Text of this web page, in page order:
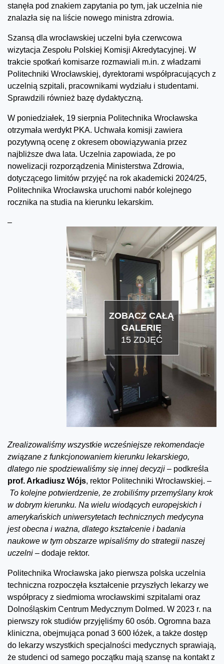
stanęła pod znakiem zapytania po tym, jak uczelnia nie
znalazła się na liście nowego ministra zdrowia.
Szansą dla wrocławskiej uczelni była czerwcowa
wizytacja Zespołu Polskiej Komisji Akredytacyjnej. W
trakcie spotkań komisarze rozmawiali m.in. z władzami
Politechniki Wrocławskiej, dyrektorami współpracujących z
uczelnią szpitali, pracownikami wydziału i studentami.
Sprawdzili również bazę dydaktyczną.
W poniedziałek, 19 sierpnia Politechnika Wrocławska
otrzymała werdykt PKA. Uchwała komisji zawiera
pozytywną ocenę z okresem obowiązywania przez
najbliższe dwa lata. Uczelnia zapowiada, że po
nowelizacji rozporządzenia Ministerstwa Zdrowia,
dotyczącego limitów przyjęć na rok akademicki 2024/25,
Politechnika Wrocławska uruchomi nabór kolejnego
rocznika na studia na kierunku lekarskim.
ZOBACZ CAŁĄ
GALERIĘ
15 ZDJĘĆ
–
Zrealizowaliśmy wszystkie wcześniejsze rekomendacje
związane z funkcjonowaniem kierunku lekarskiego,
dlatego nie spodziewaliśmy się innej decyzji – podkreśla
prof. Arkadiusz Wójs, rektor Politechniki Wrocławskiej. –
To kolejne potwierdzenie, że zrobiliśmy przemyślany krok
w dobrym kierunku. Na wielu wiodących europejskich i
amerykańskich uniwersytetach technicznych medycyna
jest obecna i ważna, dlatego kształcenie i badania
naukowe w tym obszarze wpisaliśmy do strategii naszej
uczelni – dodaje rektor.
Politechnika Wrocławska jako pierwsza polska uczelnia
techniczna rozpoczęła kształcenie przyszłych lekarzy we
współpracy z siedmioma wrocławskimi szpitalami oraz
Dolnośląskim Centrum Medycznym Dolmed. W 2023 r. na
pierwszy rok studiów przyjęliśmy 60 osób. Ogromna baza
kliniczna, obejmująca ponad 3 600 łóżek, a także dostęp
do lekarzy wszystkich specjalności medycznych sprawiają,
że studenci od samego początku mają szansę na kontakt z